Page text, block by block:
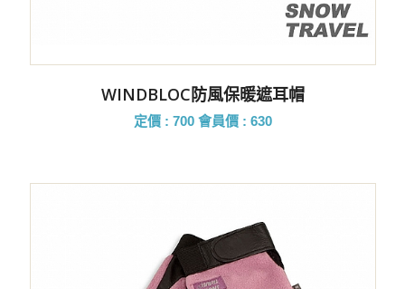
WINDBLOC防風保暖遮耳帽
定價 : 700 會員價 : 630